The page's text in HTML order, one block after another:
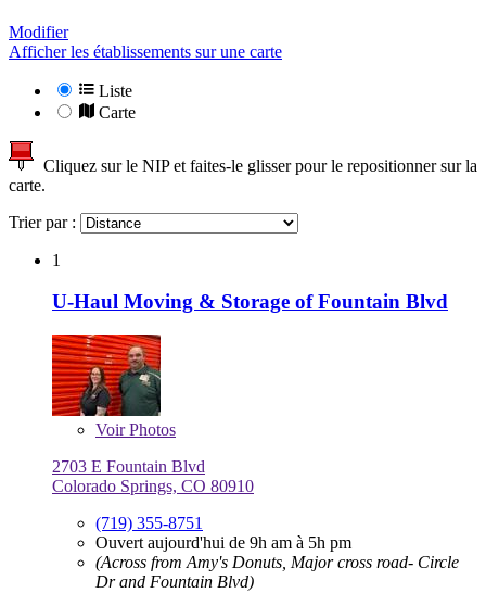
Modifier
Afficher les établissements sur une carte
Liste
Carte
Cliquez sur le NIP et faites-le glisser pour le repositionner sur la
carte.
Trier par :
1
U-Haul Moving & Storage of Fountain Blvd
VoirPhotos
2703 E Fountain Blvd
Colorado Springs, CO 80910
(719) 355-8751
Ouvert aujourd'hui de 9h am à 5h pm
(Across from Amy's Donuts, Major cross road- Circle
Dr and Fountain Blvd)